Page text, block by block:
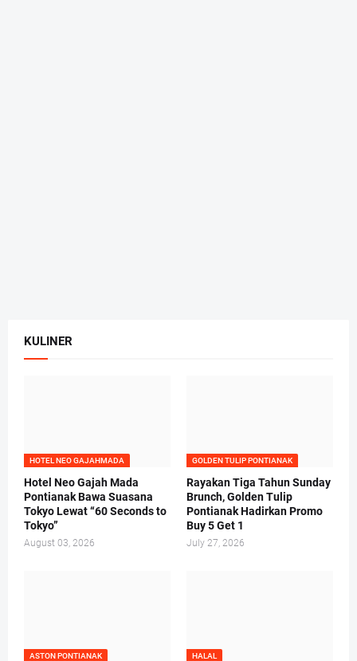
KULINER
HOTEL NEO GAJAHMADA
Hotel Neo Gajah Mada
Pontianak Bawa Suasana
Tokyo Lewat “60 Seconds to
Tokyo”
August 03, 2026
GOLDEN TULIP PONTIANAK
Rayakan Tiga Tahun Sunday
Brunch, Golden Tulip
Pontianak Hadirkan Promo
Buy 5 Get 1
July 27, 2026
ASTON PONTIANAK HALAL